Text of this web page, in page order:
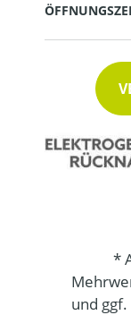
*
und